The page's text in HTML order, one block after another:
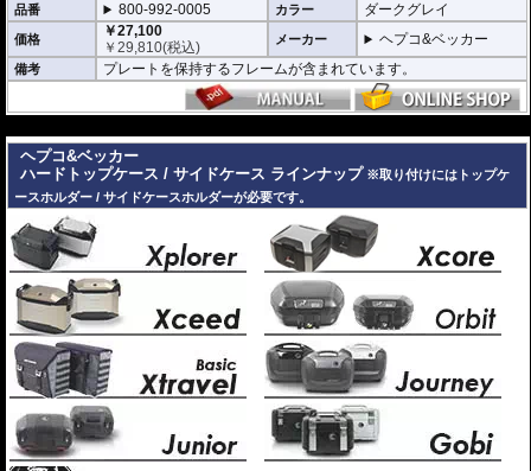
品番 800-992-0005 カラー ダークグレイ
価格
￥27,100
￥29,810(税込) メーカー ヘプコ&ベッカー
備考 プレートを保持するフレームが含まれています。
ヘプコ&ベッカー
ハードトップケース / サイドケース ラインナップ ※取り付けにはトップケ
ースホルダー / サイドケースホルダーが必要です。